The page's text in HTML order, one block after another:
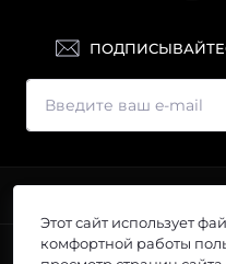
Галерея
ПОПУЛЯРНОЕ
Этот сайт использует
комфортной работы